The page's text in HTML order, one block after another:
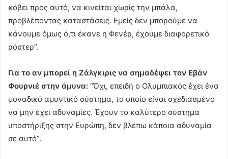
κόβει προς αυτό, να κινείται χωρίς την μπάλα,
προβλέποντας καταστάσεις. Εμείς δεν μπορούμε να
κάνουμε όμως ό,τι έκανε η Φενέρ, έχουμε διαφορετικό
ρόστερ”.
Για το αν μπορεί η Ζάλγκιρις να σημαδέψει τον Εβάν
Φουρνιέ στην άμυνα: “Όχι, επειδή ο Ολυμπιακός έχει ένα
μοναδικό αμυντικό σύστημα, το οποίο είναι σχεδιασμένο
να μην έχει αδυναμίες. Έχουν το καλύτερο σύστημα
υποστήριξης στην Ευρώπη, δεν βλέπω κάποια αδυναμία
σε αυτό”.